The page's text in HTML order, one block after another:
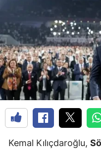
Kemal Kılıçdaroğlu,